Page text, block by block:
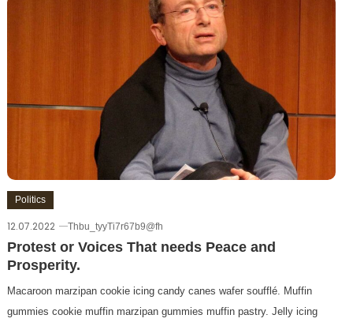
Politics
12.07.2022 Thbu_tyyTi7r67b9@fh
Protest or Voices That needs Peace and
Prosperity.
Macaroon marzipan cookie icing candy canes wafer soufflé. Muffin
gummies cookie muffin marzipan gummies muffin pastry. Jelly icing